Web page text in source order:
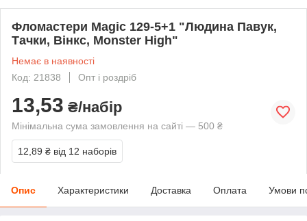
Фломастери Magic 129-5+1 "Людина Павук,
Тачки, Вінкс, Monster High"
Немає в наявності
Код: 21838
Опт і роздріб
13,53 ₴/набір
Мінімальна сума замовлення на сайті — 500 ₴
12,89 ₴ від 12 наборів
Опис Характеристики Доставка Оплата Умови